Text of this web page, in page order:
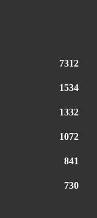
7312
1534
1332
1072
841
730